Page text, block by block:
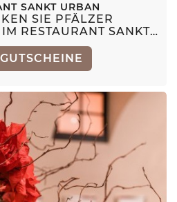
SANKT URBAN
SIE PFÄLZER
RESTAURANT SANKT